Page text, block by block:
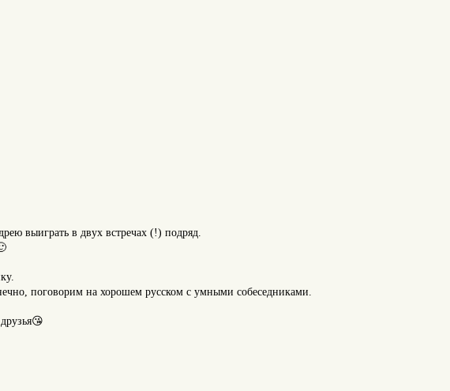
выиграть в двух встречах (!) подряд.
поговорим на хорошем русском с умными собеседниками.